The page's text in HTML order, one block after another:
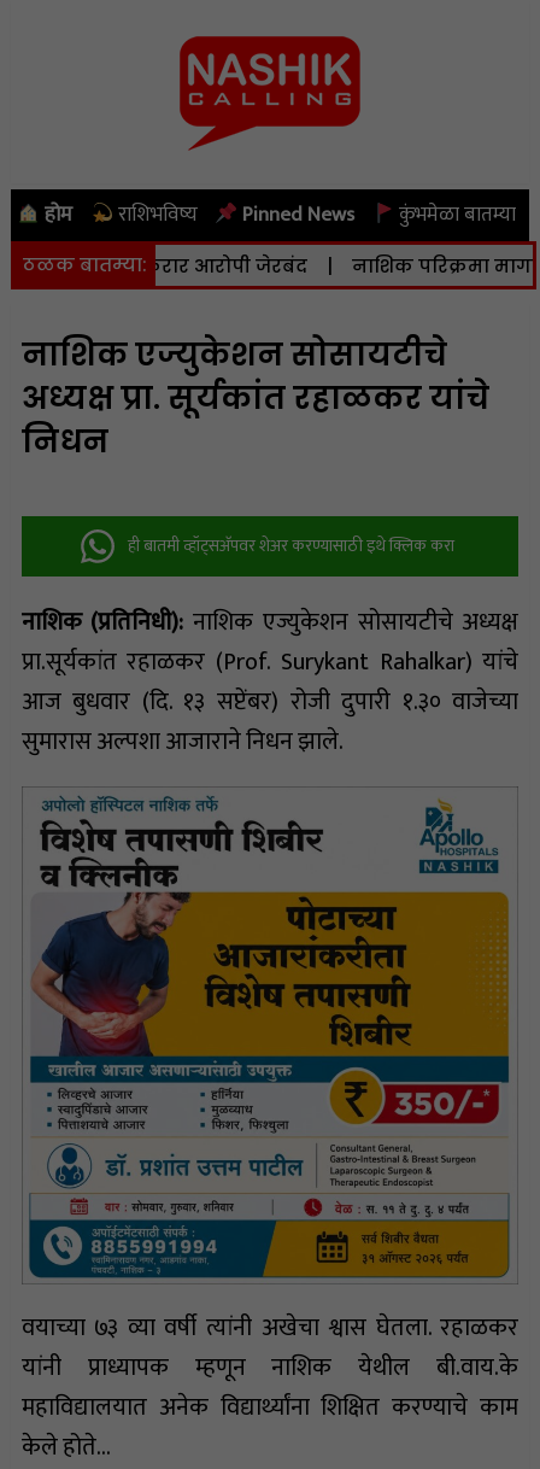
होम राशिभविष्य Pinned News कुंभमेळा बातम्या
ठळक बातम्या:फरार आरोपी जेरबंद | नाशिक परिक्रमा
नाशिक एज्युकेशन सोसायटीचे
अध्यक्ष प्रा. सूर्यकांत रहाळकर यांचे
निधन
ही बातमी व्हॉट्सअ‍ॅपवर शेअर करण्यासाठी इथे क्लिक करा
नाशिक (प्रतिनिधी):नाशिक एज्युकेशन सोसायटीचे अध्यक्ष
प्रा.सूर्यकांत रहाळकर (Prof. Surykant Rahalkar) यांचे
आज बुधवार (दि. १३ सप्टेंबर) रोजी दुपारी १.३० वाजेच्या
सुमारास अल्पशा आजाराने निधन झाले.
वयाच्या ७३ व्या वर्षी त्यांनी अखेचा श्वास घेतला. रहाळकर
यांनी प्राध्यापक म्हणून नाशिक येथील बी.वाय.के
महाविद्यालयात अनेक विद्यार्थ्यांना शिक्षित करण्याचे काम
केले होते…